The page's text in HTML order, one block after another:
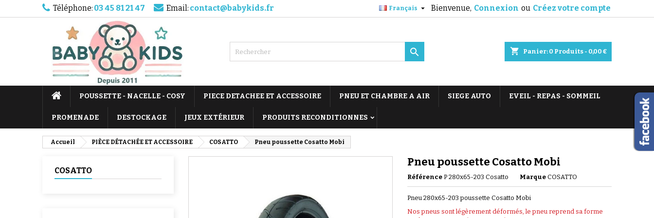
Téléphone: 03 45 81 21 47 Email: contact@babykids.fr Bienvenue, Connexion ou Créez votre compte
Français 
shopping_cart Panier: 0 Produits - 0,00 €

POUSSETTE - NACELLE - COSY PIECE DETACHEE ET ACCESSOIRE PNEU ET CHAMBRE A AIR SIEGE AUTO EVEIL - REPAS - SOMMEIL
PROMENADE DESTOCKAGE JEUX EXTÉRIEUR PRODUITS RECONDITIONNES
Accueil PIÈCE DÉTACHÉE ET ACCESSOIRE COSATTO Pneu poussette Cosatto Mobi
COSATTO
Pneu poussette Cosatto Mobi
Référence P 280x65-203 Cosatto Marque COSATTO
Pneu 280x65-203 poussette Cosatto Mobi
Nos pneus sont légèrement déformés, le pneu reprend sa forme